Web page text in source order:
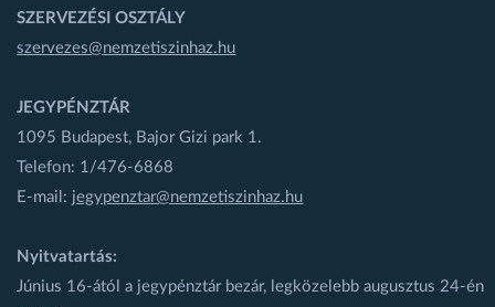
SZERVEZÉSI OSZTÁLY
szervezes@nemzetiszinhaz.hu
JEGYPÉNZTÁR
1095 Budapest, Bajor Gizi park 1.
Telefon: 1/476-6868
E-mail: jegypenztar@nemzetiszinhaz.hu
Nyitvatartás:
Június 16-ától a jegypénztár bezár, legközelebb augusztus 24-én